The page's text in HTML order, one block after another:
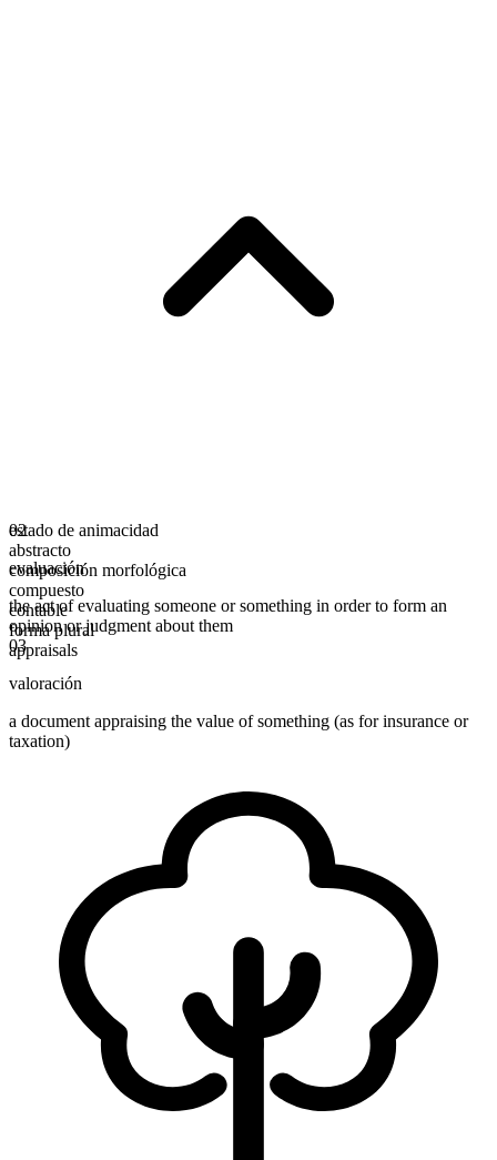
estado de animacidad
abstracto
composición morfológica
compuesto
contable
forma plural
appraisals
02
evaluación
the act of evaluating someone or something in order to form an
opinion or judgment about them
03
valoración
a document appraising the value of something (as for insurance or
taxation)